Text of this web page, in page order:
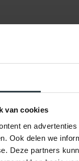
van cookies
en
Ook delen we
Deze partners